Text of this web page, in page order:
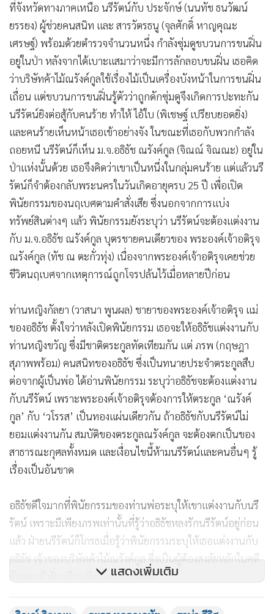
ที่จังหวัดทางภาคเหนือ นรีรัตน์กับ ประจักษ์ (นนทัช ธนวัฒน์
ยรรยง) ผู้ช่วยคนสนิท และ สารวัตรธนู (จุลศักดิ์ หาญคุณะ
เศรษฐ์) พร้อมด้วยตำรวจจำนวนหนึ่ง กำลังซุ่มดูขบวนการขนฝิ่น
อยู่ในป่า หลังจากได้เบาะแสมาว่าจะมีการลักลอบขนฝิ่น เธอคิด
ว่าบริษัทค้าไม้ณรังค์กูลใช้เรื่องไม้เป็นเครื่องบังหน้าในการขนฝิ่น
เถื่อน แต่ขบวนการขนฝิ่นรู้ตัวว่าถูกดักซุ่มดูจึงเกิดการปะทะกัน
นรีรัตน์ยิงต่อสู้กับคนร้าย ทำให้ ไอ้ใบ (พิเชษฐ์ เปรียบยอดยิ่ง)
และคนร้ายเห็นหน้าเธอเข้าอย่างจัง ในขณะที่เธอกับพวกกำลัง
ถอยหนี นรีรัตน์ก็เห็น ม.จ.อธิธัช ณรังค์กูล (จิณณ์ จิณณะ) อยู่ใน
ป่าแห่งนั้นด้วย เธอจึงคิดว่าเขาเป็นหนึ่งในกลุ่มคนร้าย แต่แล้วนรี
รัตน์ก็จำต้องกลับพระนครในวันเกิดอายุครบ 25 ปี เพื่อเปิด
พินัยกรรมของนฤเบศตามคำสั่งเสีย ซึ่งนอกจากการแบ่ง
ทรัพย์สินต่างๆ แล้ว พินัยกรรมยังระบุว่า นรีรัตน์จะต้องแต่งงาน
กับ ม.จ.อธิธัช ณรังค์กูล บุตรชายคนเดียวของ พระองค์เจ้าอติรุจ
ณรังค์กูล (ทัช ณ ตะกั่วทุ่ง) เนื่องจากพระองค์เจ้าอติรุจเคยช่วย
ชีวิตนฤเบศจากเหตุการณ์ถูกโจรปล้นไว้เมื่อหลายปีก่อน
ท่านหญิงกัลยา (วาสนา พูนผล) ชายาของพระองค์เจ้าอติรุจ แม่
ของอธิธัช ตั้งใจว่าหลังเปิดพินัยกรรม เธอจะให้อธิธัชแต่งงานกับ
ท่านหญิงขวัญ ซึ่งมีชาติตระกูลทัดเทียมกัน แต่ ภรพ (กฤษฎา
สุภาพพร้อม) คนสนิทของอธิธัช ซึ่งเป็นทนายประจำตระกูลสืบ
ต่อจากผู้เป็นพ่อ ได้อ่านพินัยกรรม ระบุว่าอธิธัชจะต้องแต่งงาน
กับนรีรัตน์ เพราะพระองค์เจ้าอติรุจต้องการให้ตระกูล ‘ณรังค์
กูล’ กับ ‘วโรรส’ เป็นทองแผ่นเดียวกัน ถ้าอธิธัชกับนรีรัตน์ไม่
ยอมแต่งงานกัน สมบัติของตระกูลณรังค์กูล จะต้องตกเป็นของ
สาธารณะกุศลทั้งหมด และเงื่อนไขนี้ห้ามนรีรัตน์และคนอื่นๆ รู้
เรื่องเป็นอันขาด
อธิธัชดีใจมากที่พินัยกรรมของท่านพ่อระบุให้เขาแต่งงานกับนรี
รัตน์ เพราะมีเพียงภรพเท่านั้นที่รู้ว่าอธิธัชหลงรักนรีรัตน์อยู่ก่อน
แล้ว ฝ่ายนรีรัตน์ก็โกรธเมื่อรู้ว่าพินัยกรรมระบุให้เธอแต่งงานกับ
อธิธัช เจ้าของบริษัทค้าไม้ณรังค์กูล ซึ่งเป็นผู้ต้องสงสัยหลักในคดี
ลักลอบค้าฝิ่นเถื่อนที่เธอดูแลอยู่พอดี
แสดงเพิ่มเติม